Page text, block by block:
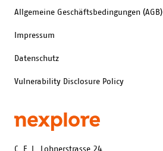
Allgemeine Geschäftsbedingungen (AGB)
Impressum
Datenschutz
Vulnerability Disclosure Policy